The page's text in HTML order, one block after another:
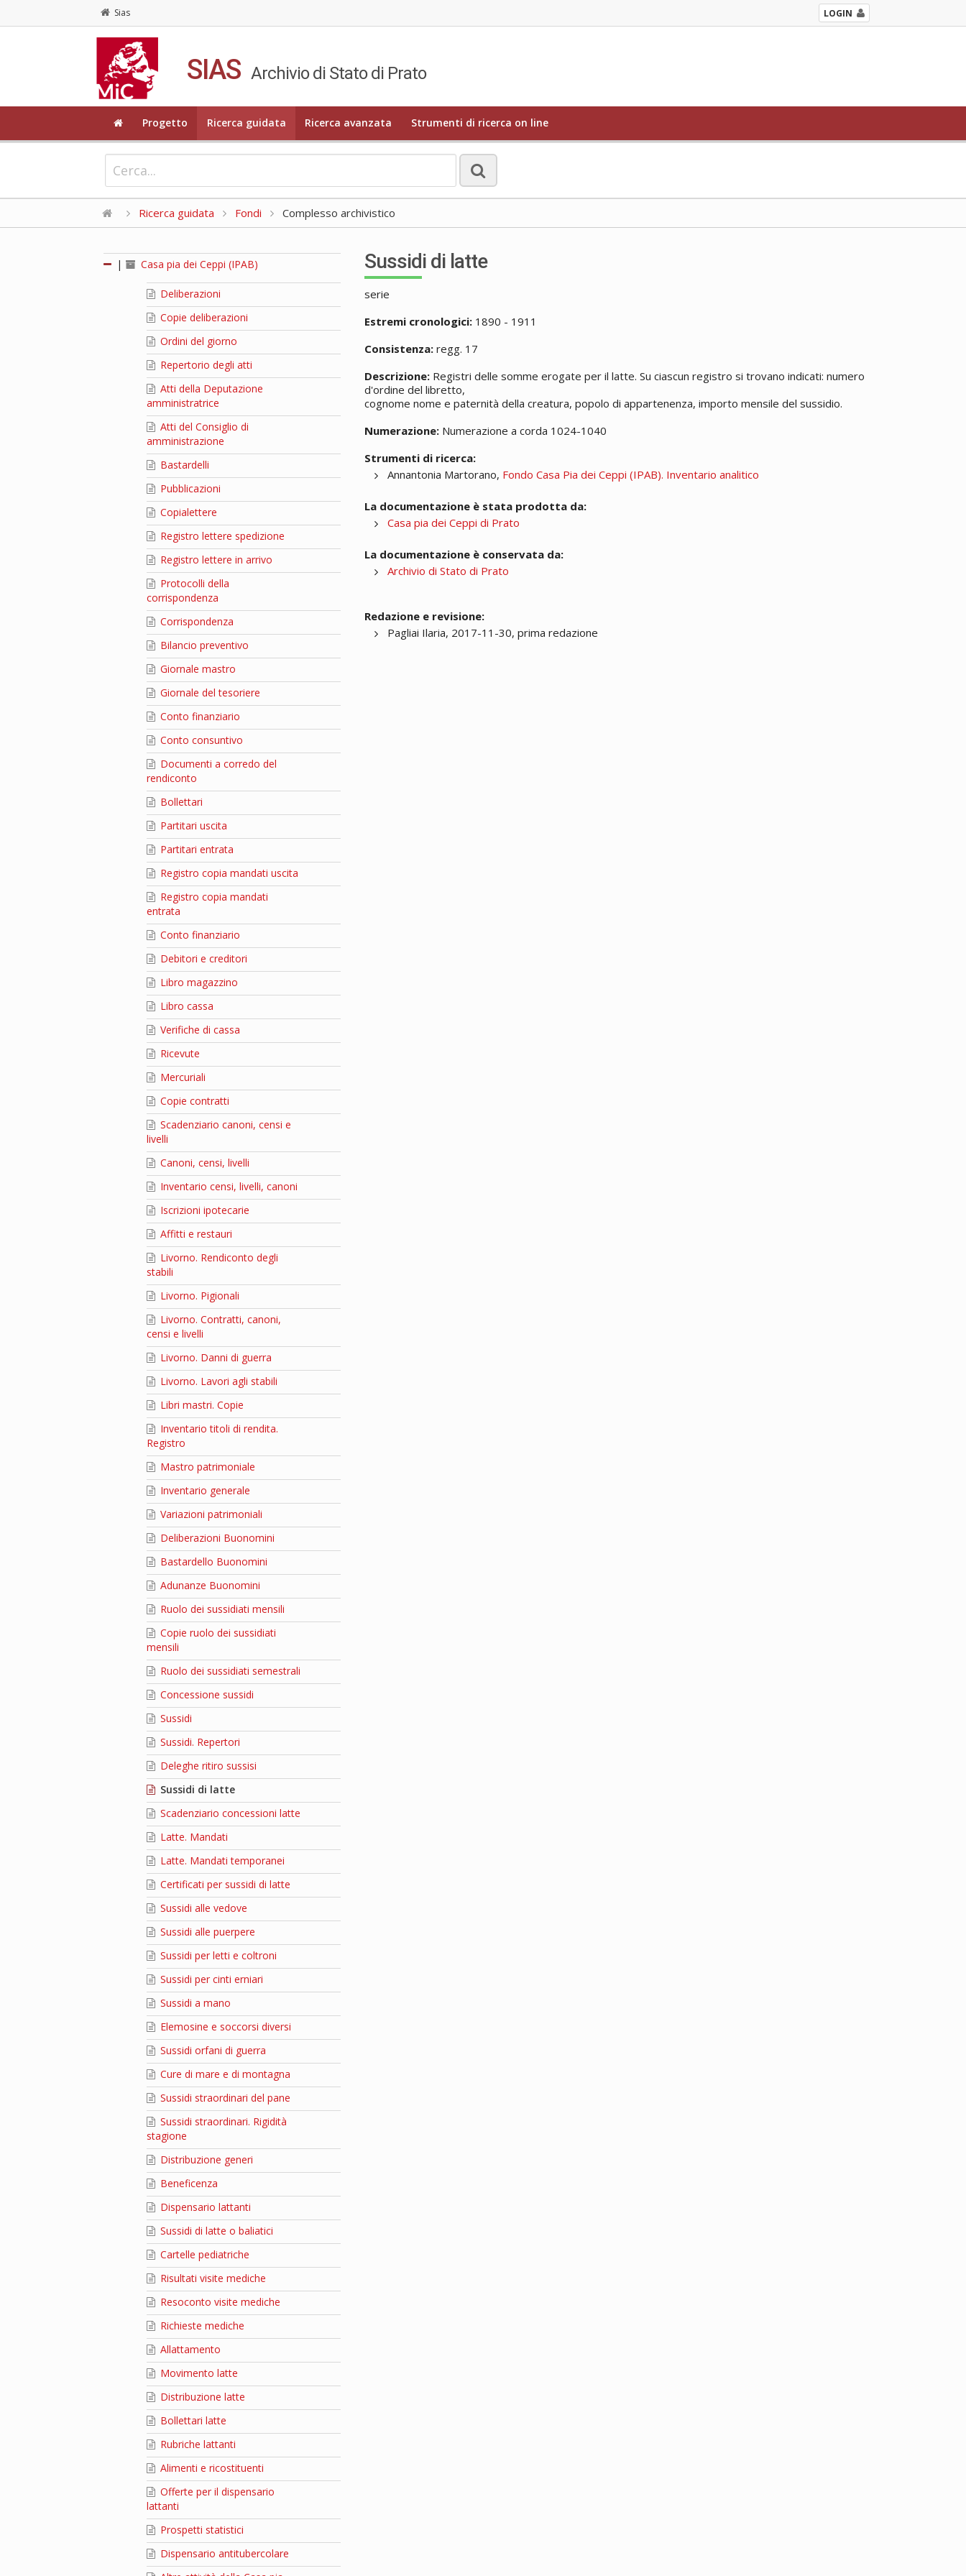
Sias LOGIN
SIAS Archivio di Stato di Prato
Progetto Ricerca guidata Ricerca avanzata Strumenti di ricerca on line
Ricerca guidata Fondi Complesso archivistico
| Casa pia dei Ceppi (IPAB)
Deliberazioni
Copie deliberazioni
Ordini del giorno
Repertorio degli atti
Atti della Deputazione
amministratrice
Atti del Consiglio di
amministrazione
Bastardelli
Pubblicazioni
Copialettere
Registro lettere spedizione
Registro lettere in arrivo
Protocolli della
corrispondenza
Corrispondenza
Bilancio preventivo
Giornale mastro
Giornale del tesoriere
Conto finanziario
Conto consuntivo
Documenti a corredo del
rendiconto
Bollettari
Partitari uscita
Partitari entrata
Registro copia mandati uscita
Registro copia mandati
entrata
Conto finanziario
Debitori e creditori
Libro magazzino
Libro cassa
Verifiche di cassa
Ricevute
Mercuriali
Copie contratti
Scadenziario canoni, censi e
livelli
Canoni, censi, livelli
Inventario censi, livelli, canoni
Iscrizioni ipotecarie
Affitti e restauri
Livorno. Rendiconto degli
stabili
Livorno. Pigionali
Livorno. Contratti, canoni,
censi e livelli
Livorno. Danni di guerra
Livorno. Lavori agli stabili
Libri mastri. Copie
Inventario titoli di rendita.
Registro
Mastro patrimoniale
Inventario generale
Variazioni patrimoniali
Deliberazioni Buonomini
Bastardello Buonomini
Adunanze Buonomini
Ruolo dei sussidiati mensili
Copie ruolo dei sussidiati
mensili
Ruolo dei sussidiati semestrali
Concessione sussidi
Sussidi
Sussidi. Repertori
Deleghe ritiro sussisi
Sussidi di latte
Scadenziario concessioni latte
Latte. Mandati
Latte. Mandati temporanei
Certificati per sussidi di latte
Sussidi alle vedove
Sussidi alle puerpere
Sussidi per letti e coltroni
Sussidi per cinti erniari
Sussidi a mano
Elemosine e soccorsi diversi
Sussidi orfani di guerra
Cure di mare e di montagna
Sussidi straordinari del pane
Sussidi straordinari. Rigidità
stagione
Distribuzione generi
Beneficenza
Dispensario lattanti
Sussidi di latte o baliatici
Cartelle pediatriche
Risultati visite mediche
Resoconto visite mediche
Richieste mediche
Allattamento
Movimento latte
Distribuzione latte
Bollettari latte
Rubriche lattanti
Alimenti e ricostituenti
Offerte per il dispensario
lattanti
Prospetti statistici
Dispensario antitubercolare
Sussidi di latte
serie
Estremi cronologici: 1890 - 1911
Consistenza: regg. 17
Descrizione: Registri delle somme erogate per il latte. Su ciascun registro si trovano indicati: numero
d'ordine del libretto,
cognome nome e paternità della creatura, popolo di appartenenza, importo mensile del sussidio.
Numerazione: Numerazione a corda 1024-1040
Strumenti di ricerca:
Annantonia Martorano, Fondo Casa Pia dei Ceppi (IPAB). Inventario analitico
La documentazione è stata prodotta da:
Casa pia dei Ceppi di Prato
La documentazione è conservata da:
Archivio di Stato di Prato
Redazione e revisione:
Pagliai Ilaria, 2017-11-30, prima redazione